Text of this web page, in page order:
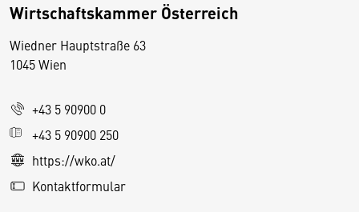
Wirtschaftskammer Österreich
Wiedner Hauptstraße 63
1045 Wien
+43 5 90900 0
+43 5 90900 250
https://wko.at/
Kontaktformular
D
s
e
S
e